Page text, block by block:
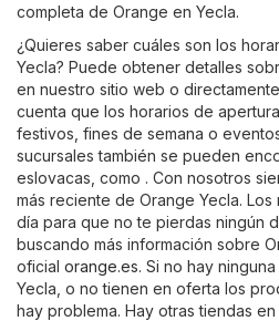
completa de Orange en Yecla.
¿Quieres saber cuáles son los
Yecla? Puede obtener detalles
en nuestro sitio web o
cuenta que los horarios de
festivos, fines de semana o
sucursales también se pueden
eslovacas, como . Con nosotros
más reciente de Orange Yecla.
día para que no te pierdas ningún
buscando más información sobre
oficial orange.es. Si no hay
Yecla, o no tienen en oferta los
hay problema. Hay otras tiendas